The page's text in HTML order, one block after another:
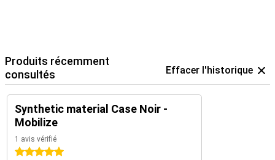
Produits récemment
consultés
Effacer l'historique
Synthetic material Case Noir -
Mobilize
1 avis vérifié
5 étoiles